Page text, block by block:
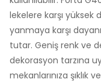
lekelere karşı yüksek
yanmaya karşı
tutar. Geniş renk ve
dekorasyon tarzına
mekanlarınıza